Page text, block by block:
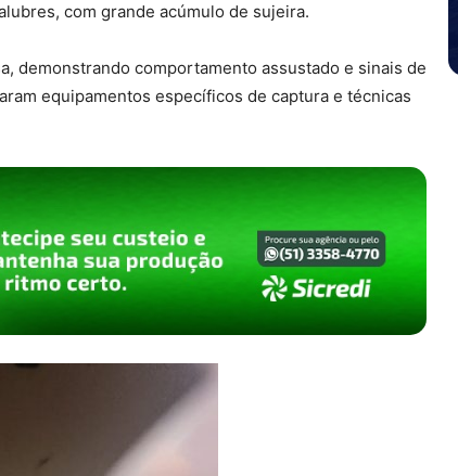
com grande acúmulo de sujeira.
demonstrando comportamento assustado e sinais de
equipamentos específicos de captura e técnicas